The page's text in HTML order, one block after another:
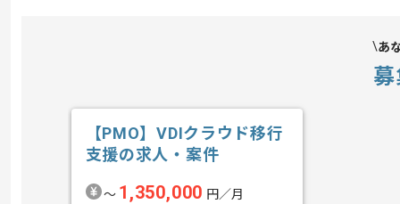
あ
【PMO】VDIクラウド移行
支援の求人・案件
〜 1,350,000 円／月